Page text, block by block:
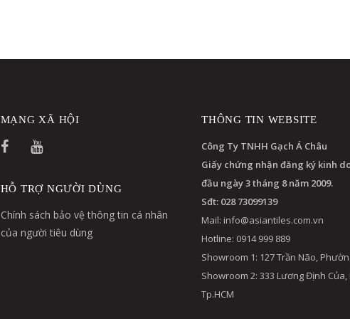
MẠNG XÃ HỘI
HỖ TRỢ NGƯỜI DÙNG
Chính sách bảo vệ thông tin cá nhân
của người tiêu dùng
THÔNG TIN WEBSITE
Công Ty TNHH Gạch Á Châu
Giấy chứng nhận đăng ký kinh
đầu ngày 3 tháng 8 năm 2009.
Sđt: 028 73099139
Mail: info@asiantiles.com.vn
Hotline: 0914 999 889
Showroom 1: 127 Trần Não,
Showroom 2: 333 Lương Định
Tp.HCM